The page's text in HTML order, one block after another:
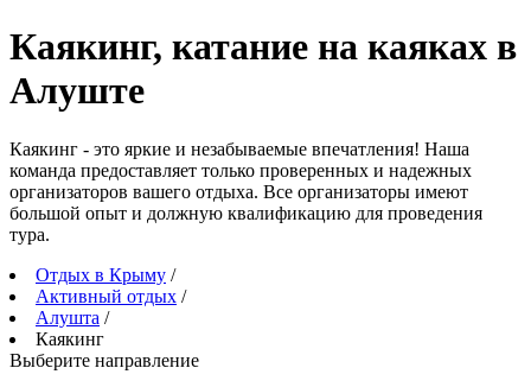
Каякинг, катание на каяках в
Алуште
Каякинг - это яркие и незабываемые впечатления! Наша
команда предоставляет только проверенных и надежных
организаторов вашего отдыха. Все организаторы имеют
большой опыт и должную квалификацию для проведения
тура.
Отдых в Крыму /
Активный отдых /
Алушта /
Каякинг
Выберите направление